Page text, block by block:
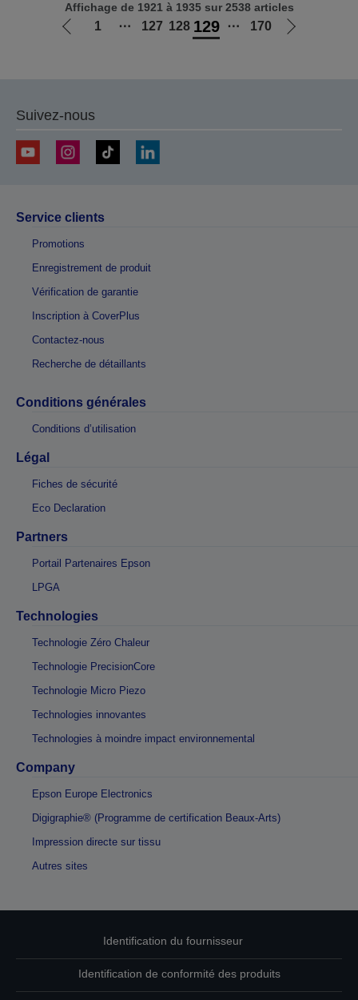
Aller
1 ⋯ 127 128 129 ⋯ 170
Aller
Affichage de 1921 à 1935 sur 2538 articles
Suivez-nous
Service clients
Promotions
Enregistrement de produit
Vérification de garantie
Inscription à CoverPlus
Contactez-nous
Recherche de détaillants
Conditions générales
Conditions d’utilisation
Légal
Fiches de sécurité
Eco Declaration
Partners
Portail Partenaires Epson
LPGA
Technologies
Technologie Zéro Chaleur
Technologie PrecisionCore
Technologie Micro Piezo
Technologies innovantes
Technologies à moindre impact environnemental
Company
Epson Europe Electronics
Digigraphie® (Programme de certification Beaux-Arts)
Impression directe sur tissu
Autres sites
Identification du fournisseur
Identification de conformité des produits